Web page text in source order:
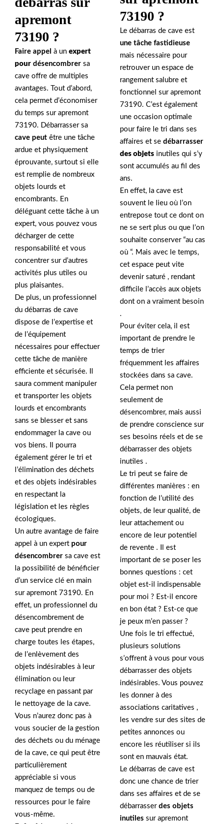
apremont
73190 ?
Faire appel à un expert
pour désencombrer sa
cave offre de multiples
avantages. Tout d’abord,
cela permet d’économiser
du temps sur apremont
73190. Débarrasser sa
cave peut être une tâche
ardue et physiquement
éprouvante, surtout si elle
est remplie de nombreux
objets lourds et
encombrants. En
déléguant cette tâche à un
expert, vous pouvez vous
décharger de cette
responsabilité et vous
concentrer sur d’autres
activités plus utiles ou
plus plaisantes.
De plus, un professionnel
du débarras de cave
dispose de l’expertise et
de l’équipement
nécessaires pour effectuer
cette tâche de manière
efficiente et sécurisée. Il
saura comment manipuler
et transporter les objets
lourds et encombrants
sans se blesser et sans
endommager la cave ou
vos biens. Il pourra
également gérer le tri et
l’élimination des déchets
et des objets indésirables
en respectant la
législation et les règles
écologiques.
Un autre avantage de faire
appel à un expert pour
désencombrer sa cave est
la possibilité de bénéficier
d’un service clé en main
sur apremont 73190. En
effet, un professionnel du
désencombrement de
cave peut prendre en
charge toutes les étapes,
de l’enlèvement des
objets indésirables à leur
élimination ou leur
recyclage en passant par
le nettoyage de la cave.
Vous n’aurez donc pas à
vous soucier de la gestion
des déchets ou du ménage
de la cave, ce qui peut être
particulièrement
appréciable si vous
manquez de temps ou de
ressources pour le faire
vous-même.
73190 ?
Le débarras de cave est
une tâche fastidieuse
mais nécessaire pour
retrouver un espace de
rangement salubre et
fonctionnel sur apremont
73190. C’est également
une occasion optimale
pour faire le tri dans ses
affaires et se débarrasser
des objets inutiles qui s’y
sont accumulés au fil des
ans.
En effet, la cave est
souvent le lieu où l’on
entrepose tout ce dont on
ne se sert plus ou que l’on
souhaite conserver “au cas
où “. Mais avec le temps,
cet espace peut vite
devenir saturé , rendant
difficile l’accès aux objets
dont on a vraiment besoin
.
Pour éviter cela, il est
important de prendre le
temps de trier
fréquemment les affaires
stockées dans sa cave.
Cela permet non
seulement de
désencombrer, mais aussi
de prendre conscience sur
ses besoins réels et de se
débarrasser des objets
inutiles .
Le tri peut se faire de
différentes manières : en
fonction de l’utilité des
objets, de leur qualité, de
leur attachement ou
encore de leur potentiel
de revente . Il est
important de se poser les
bonnes questions : cet
objet est-il indispensable
pour moi ? Est-il encore
en bon état ? Est-ce que
je peux m’en passer ?
Une fois le tri effectué,
plusieurs solutions
s’offrent à vous pour vous
débarrasser des objets
indésirables. Vous pouvez
les donner à des
associations caritatives ,
les vendre sur des sites de
petites annonces ou
encore les réutiliser si ils
sont en mauvais état.
Le débarras de cave est
donc une chance de trier
dans ses affaires et de se
débarrasser des objets
inutiles sur apremont